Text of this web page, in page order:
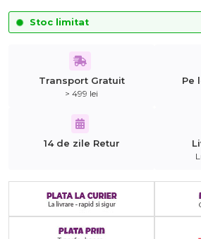
Stoc limitat
Transport Gratuit
> 499 lei
Pe
14 de zile Retur